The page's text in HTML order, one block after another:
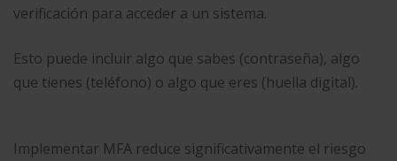
verificación para acceder a un sistema.
Esto puede incluir algo que sabes (contraseña), algo
que tienes (teléfono) o algo que eres (huella digital).
Implementar MFA reduce significativamente el riesgo